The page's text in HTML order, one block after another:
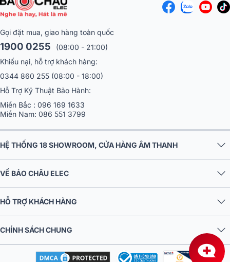
Gọi đặt mua, giao hàng toàn quốc
1900 0255
(08:00 - 21:00)
Khiếu nại, hỗ trợ khách hàng:
0344 860 255 (08:00 - 18:00)
Hỗ Trợ Kỹ Thuật Bảo Hành:
Miền Bắc : 096 169 1633
Miền Nam: 086 551 3799
HỆ THỐNG 18 SHOWROOM, CỬA HÀNG ÂM THANH
VỀ BẢO CHÂU ELEC
HỖ TRỢ KHÁCH HÀNG
CHÍNH SÁCH CHUNG